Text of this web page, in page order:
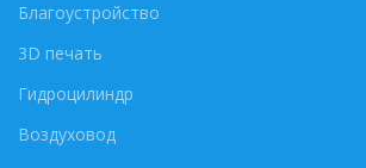
Благоустройство
3D печать
Гидроцилиндр
Воздуховод